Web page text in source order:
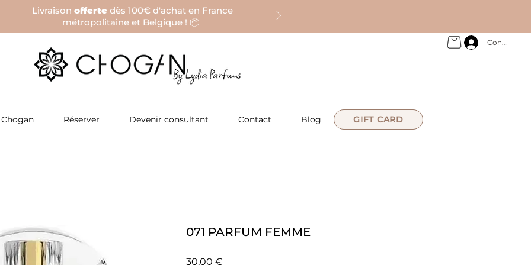
Livraison offertedès 100€ d'achat en France
métropolitaine et Belgique ! 📦
Connexion
GIFT CARD
Réserver Devenir consultant Contact Blog
071 PARFUM FEMME
30,00 €